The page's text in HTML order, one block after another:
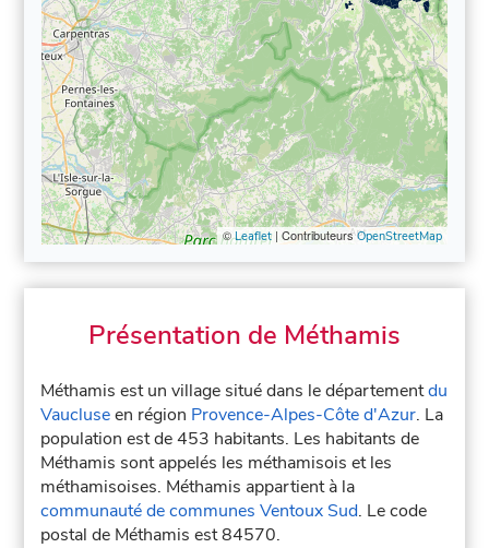
©Leaflet| ContributeursOpenStreetMap
Présentation de Méthamis
Méthamis est un village situé dans le départementdu
Vaucluseen région Provence-Alpes-Côte d'Azur. La
population est de 453 habitants. Les habitants de
Méthamis sont appelés les méthamisois et les
méthamisoises. Méthamis appartient à la
communauté de communes Ventoux Sud. Le code
postal de Méthamis est 84570.